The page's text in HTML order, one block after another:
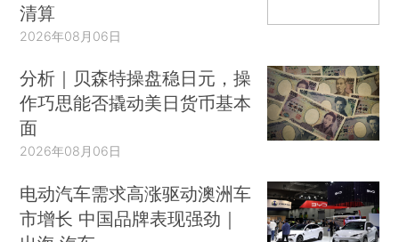
清算
2026年08月06日
分析｜贝森特操盘稳日元，操
作巧思能否撬动美日货币基本
面
2026年08月06日
电动汽车需求高涨驱动澳洲车
市增长 中国品牌表现强劲｜